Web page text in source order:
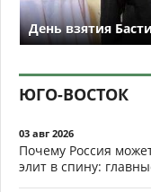
День взятия
ЮГО-ВОСТОК
03 авг 2026
Почему Россия
элит в спину: